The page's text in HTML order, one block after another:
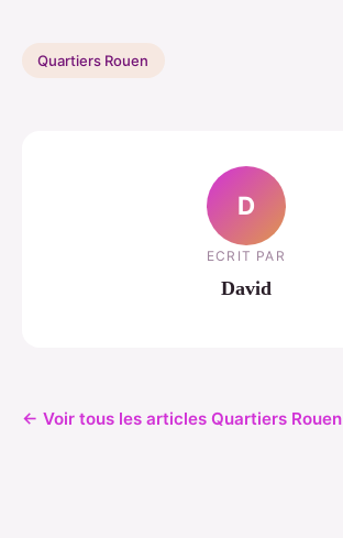
Quartiers Rouen
D
ECRIT PAR
David
← Voir tous les articles Quartiers Rouen